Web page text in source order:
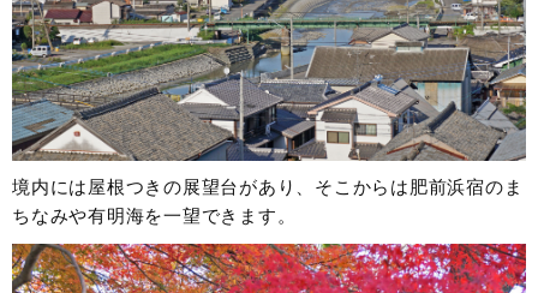
境内には屋根つきの展望台があり、そこからは肥前浜宿のま
ちなみや有明海を一望できます。